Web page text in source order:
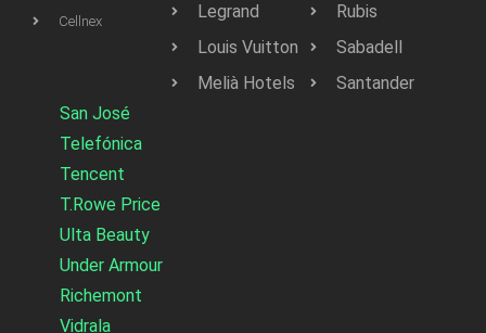
Cellnex
Legrand
Louis Vuitton
Melià Hotels
Rubis
Sabadell
Santander
San José
Telefónica
Tencent
T.Rowe Price
Ulta Beauty
Under Armour
Richemont
Vidrala